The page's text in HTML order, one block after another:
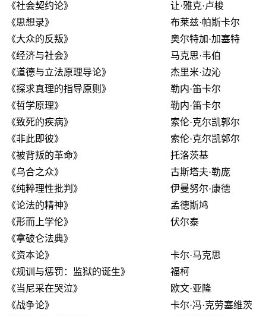
《社会契约论》
让·雅克·卢梭
《思想录》
布莱兹·帕斯卡尔
《大众的反叛》
奥尔特加·加塞特
《经济与社会》
马克思·韦伯
《道德与立法原理导论》
杰里米·边沁
《探求真理的指导原则》
勒内·笛卡尔
《哲学原理》
勒内·笛卡尔
《致死的疾病》
索伦·克尔凯郭尔
《非此即彼》
索伦·克尔凯郭尔
《被背叛的革命》
托洛茨基
《乌合之众》
古斯塔夫·勒庞
《纯粹理性批判》
伊曼努尔·康德
《论法的精神》
孟德斯鸠
《形而上学伦》
伏尔泰
《拿破仑法典》
《资本论》
卡尔·马克思
《规训与惩罚：监狱的诞生》
福柯
《当尼采在哭泣》
欧文·亚隆
《战争论》
卡尔·冯·克劳塞维茨